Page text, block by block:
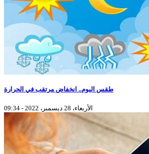
طقس اليوم.. انخفاض مرتقب في الحرارة
الأربعاء، 28 ديسمبر، 2022 - 09:34